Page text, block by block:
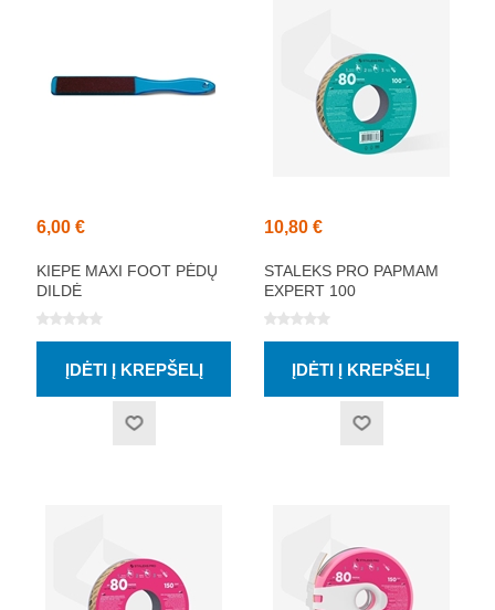
6,00 €
KIEPE MAXI FOOT PĖDŲ
DILDĖ
10,80 €
STALEKS PRO PAPMAM
EXPERT 100
VIENKARTINĖ BALTA